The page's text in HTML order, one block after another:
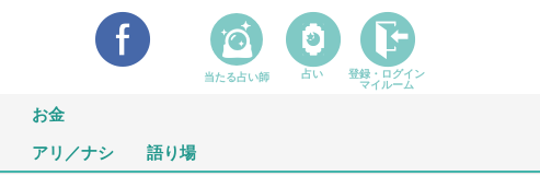
お金
アリ／ナシ 語り場
当たる占い師 占い
登録・ログイン
マイルーム